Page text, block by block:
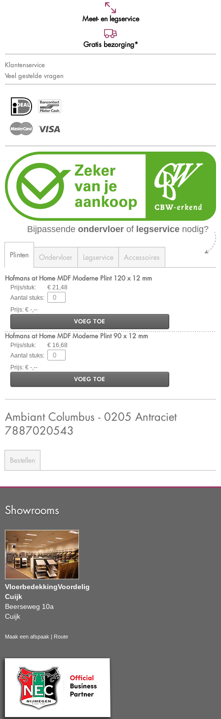
Meet- en legservice
Gratis bezorging*
Klantenservice
Veel gestelde vragen
Bijpassende ondervloer of legservice nodig?
Plinten Ondervloer Legservice Accessoires
Hofmans at Home MDF Moderne Plint 120 x 12 mm
Prijs/stuk:
€ 21,48
Aantal stuks:
Prijs: € -,--
VOEG TOE
Hofmans at Home MDF Moderne Plint 90 x 12 mm
Prijs/stuk:
€ 16,68
Aantal stuks:
Prijs: € -,--
VOEG TOE
Ambiant Columbus - 0205 Antraciet
7887020543
Bestellen
Showrooms
VloerbedekkingVoordelig
Cuijk
Beerseweg 10a
Cuijk
Maak een afspaak Route